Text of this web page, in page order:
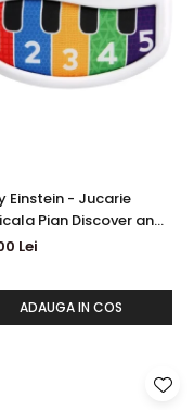
- Jucarie
Pian Discover and
Lei
ADAUGA IN COS